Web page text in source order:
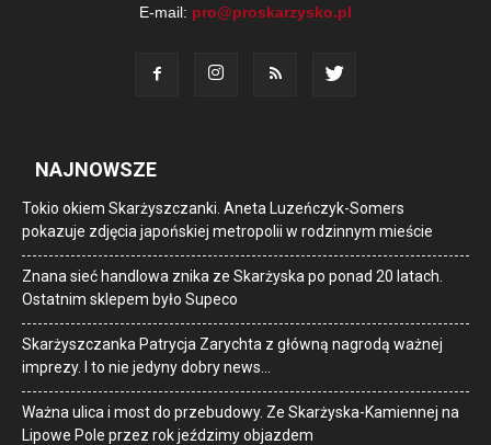
E-mail: pro@proskarzysko.pl
NAJNOWSZE
Tokio okiem Skarżyszczanki. Aneta Luzeńczyk-Somers
pokazuje zdjęcia japońskiej metropolii w rodzinnym mieście
Znana sieć handlowa znika ze Skarżyska po ponad 20 latach.
Ostatnim sklepem było Supeco
Skarżyszczanka Patrycja Zarychta z główną nagrodą ważnej
imprezy. I to nie jedyny dobry news…
Ważna ulica i most do przebudowy. Ze Skarżyska-Kamiennej na
Lipowe Pole przez rok jeździmy objazdem